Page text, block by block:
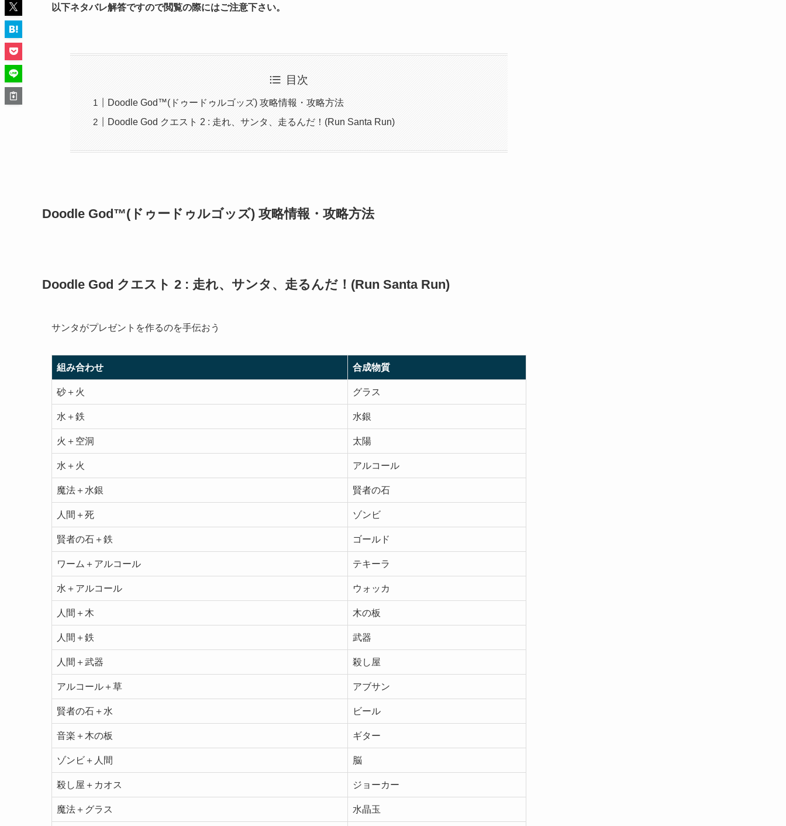
以下ネタバレ解答ですので閲覧の際にはご注意下さい。
目次
Doodle God™(ドゥードゥルゴッズ) 攻略情報・攻略方法
Doodle God クエスト 2 : 走れ、サンタ、走るんだ！(Run Santa Run)
Doodle God™(ドゥードゥルゴッズ) 攻略情報・攻略方法
Doodle God クエスト 2 : 走れ、サンタ、走るんだ！(Run Santa Run)
サンタがプレゼントを作るのを手伝おう
組み合わせ 合成物質
砂＋火 グラス
水＋鉄 水銀
火＋空洞 太陽
水＋火 アルコール
魔法＋水銀 賢者の石
人間＋死 ゾンビ
賢者の石＋鉄 ゴールド
ワーム＋アルコール テキーラ
水＋アルコール ウォッカ
人間＋木 木の板
人間＋鉄 武器
人間＋武器 殺し屋
アルコール＋草 アブサン
賢者の石＋水 ビール
音楽＋木の板 ギター
ゾンビ＋人間 脳
殺し屋＋カオス ジョーカー
魔法＋グラス 水晶玉